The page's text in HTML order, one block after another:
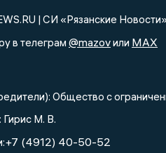
| СИ «Рязанские Новости»
в телеграм @mazovили MAX
Общество с
Гирис М. В.
+7 (4912) 40-50-52